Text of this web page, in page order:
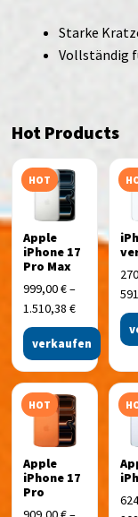
Starke
Vollständig
Hot Products
HOT
Apple
iPhone 17
Pro Max
999,00€–
1.510,38€
verkaufen
HOT
Apple
iPhone 17
Pro